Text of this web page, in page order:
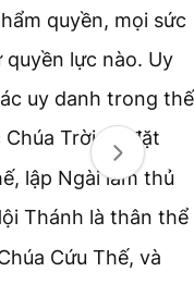
quyền, mọi sức
lực nào. Uy
uy danh trong thế
Trời đã đặt
lập Ngài làm thủ
Thánh là thân thể
Cứu Thế, và